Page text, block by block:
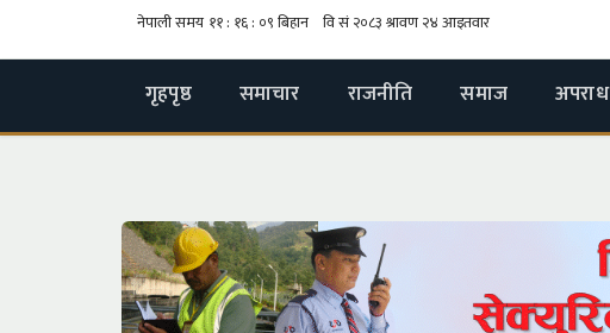
गृहपृष्ठ समाचार राजनीति समाज अपराध